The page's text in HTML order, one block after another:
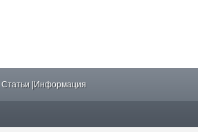
Статьи |Информация